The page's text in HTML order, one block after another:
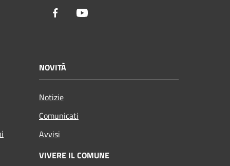
Facebook
NOVITÀ
Notizie
Comunicati
Avvisi
VIVERE IL COMUNE